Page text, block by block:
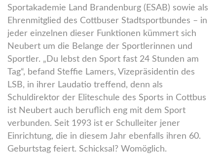
Sportakademie Land Brandenburg (ESAB) sowie als
Ehrenmitglied des Cottbuser Stadtsportbundes – in
jeder einzelnen dieser Funktionen kümmert sich
Neubert um die Belange der Sportlerinnen und
Sportler. „Du lebst den Sport fast 24 Stunden am
Tag“, befand Steffie Lamers, Vizepräsidentin des
LSB, in ihrer Laudatio treffend, denn als
Schuldirektor der Eliteschule des Sports in Cottbus
ist Neubert auch beruflich eng mit dem Sport
verbunden. Seit 1993 ist er Schulleiter jener
Einrichtung, die in diesem Jahr ebenfalls ihren 60.
Geburtstag feiert. Schicksal? Womöglich.